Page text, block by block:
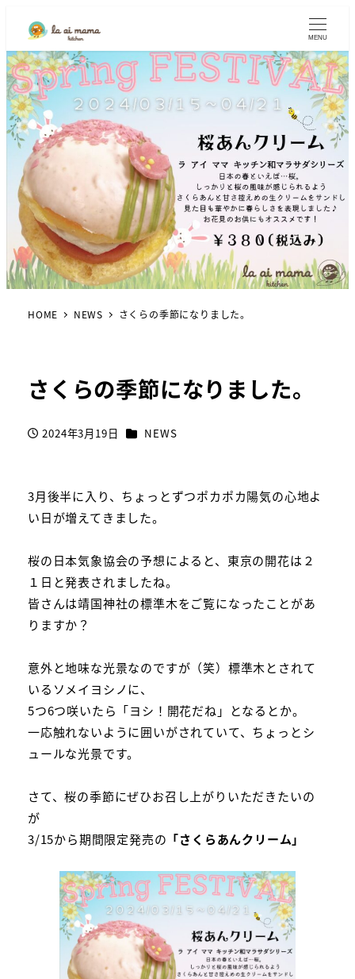
MENU
HOME NEWS さくらの季節になりました。
さくらの季節になりました。
投稿日
2024年3月19日 カテゴリー
NEWS
3月後半に入り、ちょっとずつポカポカ陽気の心地よ
い日が増えてきました。
桜の日本気象協会の予想によると、東京の開花は２
１日と発表されましたね。
皆さんは靖国神社の標準木をご覧になったことがあ
りますか？
意外と地味な光景なのですが（笑）標準木とされて
いるソメイヨシノに、
5つ6つ咲いたら「ヨシ！開花だね」となるとか。
一応触れないように囲いがされていて、ちょっとシ
ュールな光景です。
さて、桜の季節にぜひお召し上がりいただきたいの
が
3/15から期間限定発売の 「さくらあんクリーム」